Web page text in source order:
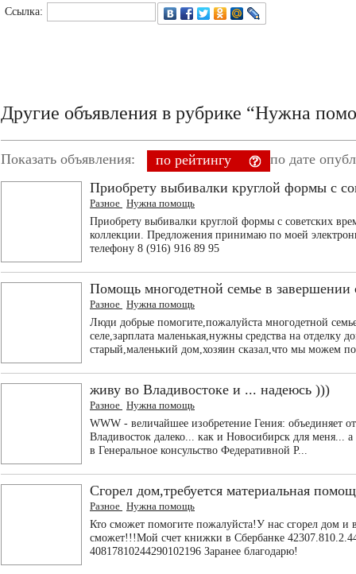
Ссылка:
Другие объявления в рубрике “Нужна
Показать объявления: по рейтингу
по дате
Приобрету выбивалки круглой формы с
Разное Нужна помощь
Приобрету выбивалки круглой формы с советских
коллекции. Предложения принимаю по моей
телефону 8 (916) 916 89 95
Помощь многодетной семье в завершении
Разное Нужна помощь
Люди добрые помогите,пожалуйста многодетной
селе,зарплата маленькая,нужны средства на
старый,маленький дом,хозяин сказал,что мы можем
живу во Владивостоке и ... надеюсь )))
Разное Нужна помощь
WWW - величайшее изобретение Гения: объединяет
Владивосток далеко... как и Новосибирск для меня...
в Генеральное консульство Федеративной Р...
Сгорел дом,требуется материальная
Разное Нужна помощь
Кто сможет помогите пожалуйста!У нас сгорел дом и
сможет!!!Мой счет книжки в Сбербанке
40817810244290102196 Заранее благодарю!